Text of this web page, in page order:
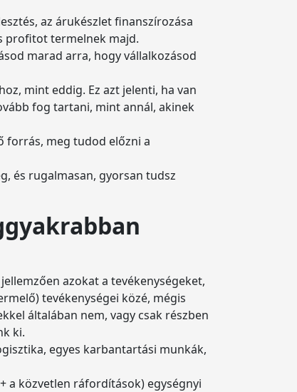
az árukészlet finanszírozása
profitot termelnek majd.
marad arra, hogy vállalkozásod
mint eddig. Ez azt jelenti, ha van
fog tartani, mint annál, akinek
forrás, meg tudod előzni a
és rugalmasan, gyorsan tudsz
azokat a tevékenységeket,
tevékenységei közé, mégis
általában nem, vagy csak részben
ki.
egyes karbantartási munkák,
a közvetlen ráfordítások) egységnyi